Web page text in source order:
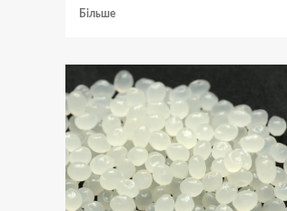
БільшеДокладніше
на
Дніпро:
стало
відомо
про
перші
наслідки